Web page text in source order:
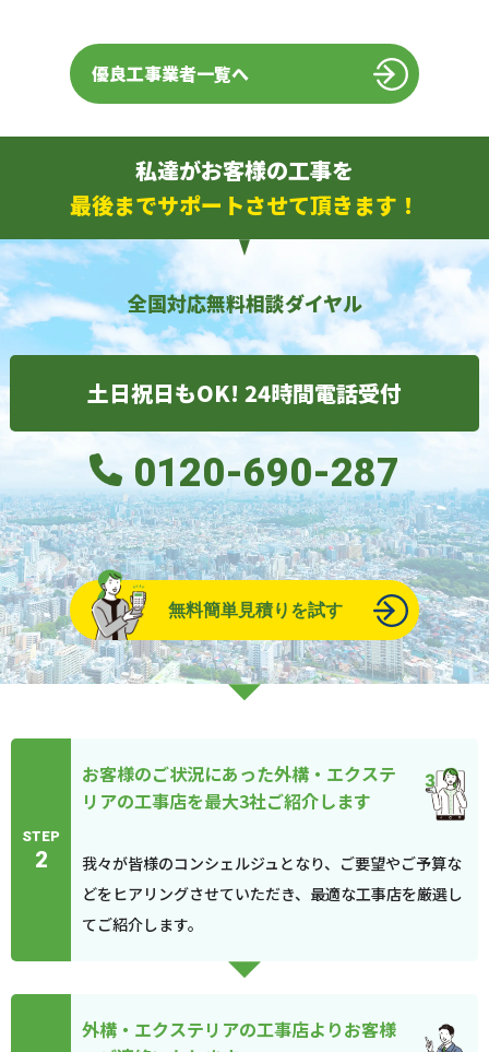
優良工事業者一覧へ
私達がお客様の工事を
最後までサポートさせて頂きます！
全国対応無料相談ダイヤル
土日祝日もOK! 24時間電話受付
0120-690-287
無料簡単見積りを試す
STEP
2
お客様のご状況にあった外構・エクステ
リアの工事店を最大3社ご紹介します
我々が皆様のコンシェルジュとなり、ご要望やご予算な
どをヒアリングさせていただき、最適な工事店を厳選し
てご紹介します。
外構・エクステリアの工事店よりお客様